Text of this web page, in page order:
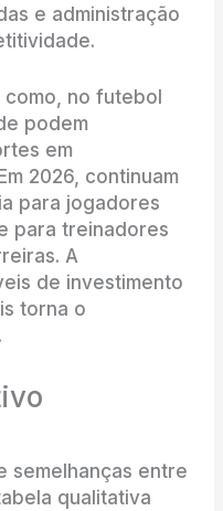
e administração
como, no futebol
podem
em
2026, continuam
para jogadores
para treinadores
A
de investimento
torna o
semelhanças entre
qualitativa